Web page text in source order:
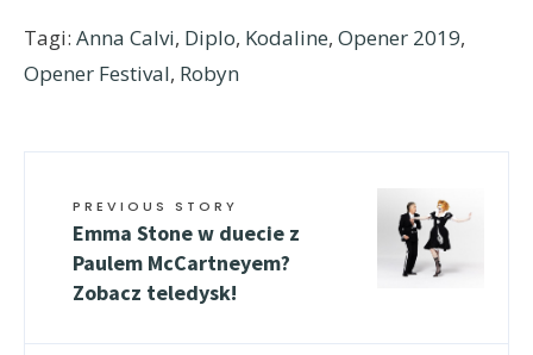
Tagi: Anna Calvi, Diplo, Kodaline, Opener 2019,
Opener Festival, Robyn
PREVIOUS STORY
Emma Stone w duecie z
Paulem McCartneyem?
Zobacz teledysk!